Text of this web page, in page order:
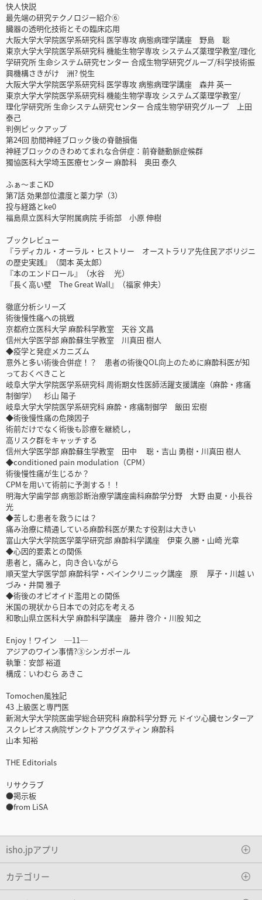
快人快説
最先端の研究テクノロジー紹介⑥
臓器の透明化技術とその臨床応用
大阪大学大学院医学系研究科 医学専攻 病態病理学講座 野島 聡
東京大学大学院医学系研究科 機能生物学専攻 システムズ薬理学教室/理化
学研究所 生命システム研究センター 合成生物学研究グループ/科学技術振
興機構さきがけ 洲? 悦生
大阪大学大学院医学系研究科 医学専攻 病態病理学講座 森井 英一
東京大学大学院医学系研究科 機能生物学専攻 システムズ薬理学教室/
理化学研究所 生命システム研究センター 合成生物学研究グループ 上田
泰己
判例ピックアップ
第24回 肋間神経ブロック後の脊髄損傷
神経ブロックのきわめてまれな合併症：前脊髄動脈症候群
獨協医科大学埼玉医療センター 麻酔科 奥田 泰久
ふぁ〜まこKD
第7話 効果部位濃度と薬力学（3）
投与経路とke0
福島県立医科大学附属病院 手術部 小原 伸樹
ブックレビュー
『ラディカル・オーラル・ヒストリー オーストラリア先住民アボリジニ
の歴史実践』（関本 英太郎）
『本のエンドロール』（水谷 光）
『長く高い壁 The Great Wall』（福家 伸夫）
徹底分析シリーズ
術後慢性痛への挑戦
京都府立医科大学 麻酔科学教室 天谷 文昌
信州大学医学部 麻酔蘇生学教室 川真田 樹人
◆疫学と発症メカニズム
意外と多い術後合併症！？ 患者の術後QOL向上のために麻酔科医が知
っておくべきこと
岐阜大学大学院医学系研究科 周術期女性医師活躍支援講座（麻酔・疼痛
制御学） 杉山 陽子
岐阜大学大学院医学系研究科 麻酔・疼痛制御学 飯田 宏樹
◆術後慢性痛の危険因子
術前だけでなく術後も診療を継続し，
高リスク群をキャッチする
信州大学医学部 麻酔蘇生学教室 田中 聡・吉山 勇樹・川真田 樹人
◆conditioned pain modulation（CPM）
術後慢性痛が生じるか？
CPMを用いて術前に予測する！！
明海大学歯学部 病態診断治療学講座歯科麻酔学分野 大野 由夏・小長谷
光
◆苦しむ患者を救うには？
痛み治療に精通している麻酔科医が果たす役割は大きい
富山大学大学院医学薬学研究部 麻酔科学講座 伊東 久勝・山崎 光章
◆心因的要素との関係
患者と，痛みと，向き合いながら
順天堂大学医学部 麻酔科学・ペインクリニック講座 原 厚子・川越 い
づみ・井関 雅子
◆術後のオピオイド濫用との関係
米国の現状から日本での対応を考える
和歌山県立医科大学 麻酔科学講座 藤井 啓介・川股 知之
Enjoy！ワイン ─11─
アジアのワイン事情?③シンガポール
執筆：安部 裕道
構成：いわむら あきこ
Tomochen風独記
43 上級医と専門医
新潟大学大学院医歯学総合研究科 麻酔科学分野 元 ドイツ心臓センターア
スクレピオス病院ザンクトアウグスティン 麻酔科
山本 知裕
THE Editorials
リサクラブ
●掲示板
●from LiSA
isho.jpアプリ
カテゴリー